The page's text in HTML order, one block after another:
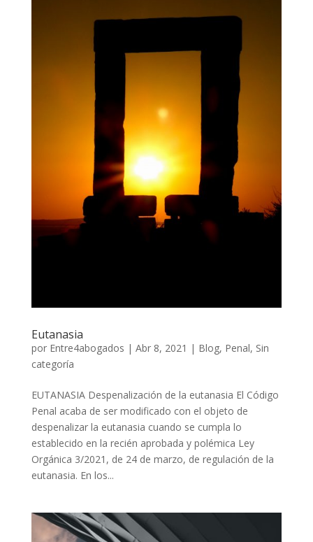
Eutanasia
por Entre4abogados | Abr 8, 2021 | Blog, Penal, Sin
categoría
EUTANASIA Despenalización de la eutanasia El Código
Penal acaba de ser modificado con el objeto de
despenalizar la eutanasia cuando se cumpla lo
establecido en la recién aprobada y polémica Ley
Orgánica 3/2021, de 24 de marzo, de regulación de la
eutanasia. En los...